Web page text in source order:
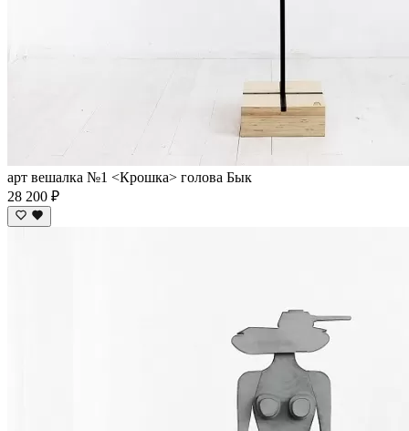
арт вешалка №1 <Крошка> голова Бык
28 200 ₽